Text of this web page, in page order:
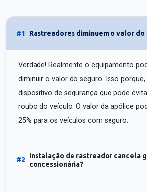
#1 Rastreadores diminuem o valor do
Verdade! Realmente o equipamento
diminuir o valor do seguro. Isso porque,
dispositivo de segurança que pode
roubo do veículo. O valor da apólice
25% para os veículos com seguro.
#2
Instalação de rastreador cancela
concessionária?